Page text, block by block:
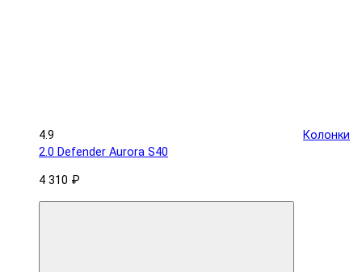
4.9
Колонки
2.0 Defender Aurora S40
4 310 ₽